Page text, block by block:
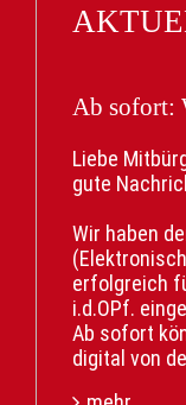
Ab sofort:
Liebe
gute
Wir haben
erfolgreich
i.d.OPf.
Ab sofort
digital von